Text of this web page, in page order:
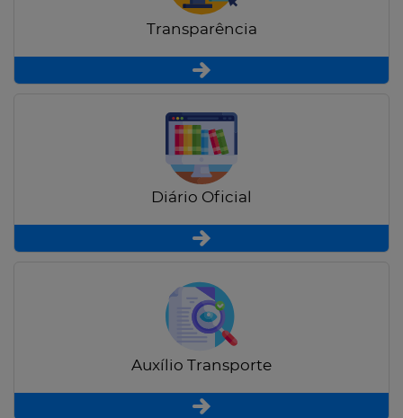
Transparência
Diário Oficial
Auxílio Transporte